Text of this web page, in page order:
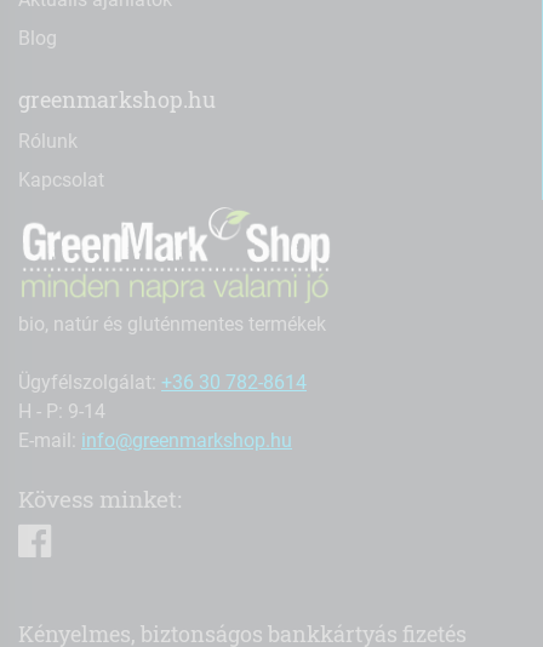
Blog
greenmarkshop.hu
Rólunk
Kapcsolat
bio, natúr és gluténmentes termékek
Ügyfélszolgálat: +36 30 782-8614
H - P: 9-14
E-mail: info@greenmarkshop.hu
Kövess minket:
Kényelmes, biztonságos bankkártyás fizetés